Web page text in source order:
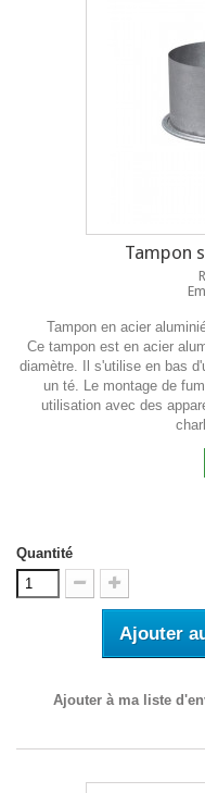
Tampon
Tampon en acier
Ce tampon est en acier
diamètre. Il s'utilise en bas
un té. Le montage de
utilisation avec des
Quantité
Ajouter
Ajouter à ma liste